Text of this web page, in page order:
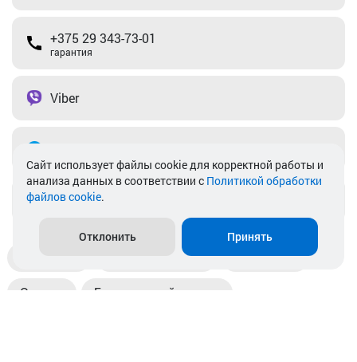
+375 29 343-73-01
гарантия
Viber
info@akkamulik.by
Пункты выдачи Магазины
Оплата Безналичный расчет
Cайт использует файлы cookie для корректной работы и
анализа данных в соответствии с Политикой обработки
файлов cookie.
Отклонить Принять